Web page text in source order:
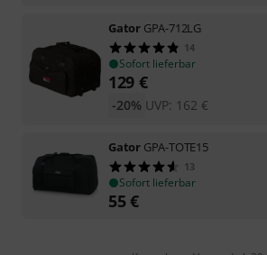
Gator GPA-712LG
14
Sofort lieferbar
129 €
UVP: 162 €
-20%
Gator GPA-TOTE15
13
Sofort lieferbar
55€